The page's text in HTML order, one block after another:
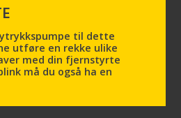
til dette
utføre en rekke ulike
med din fjernstyrte
må du også ha en